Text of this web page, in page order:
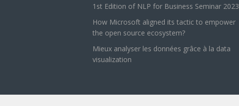
1st Edition of NLP for Business Seminar 2023
How Microsoft aligned its tactic to empower
the open source ecosystem?
Mieux analyser les données grâce à la data
visualization